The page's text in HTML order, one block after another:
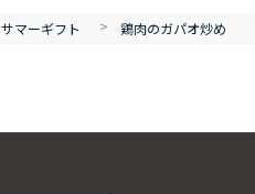
サマーギフト > 鶏肉のガパオ炒め